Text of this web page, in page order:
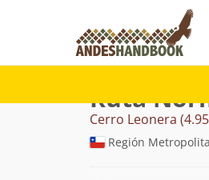
Montaña
Ruta
Cerro Leonera
Región